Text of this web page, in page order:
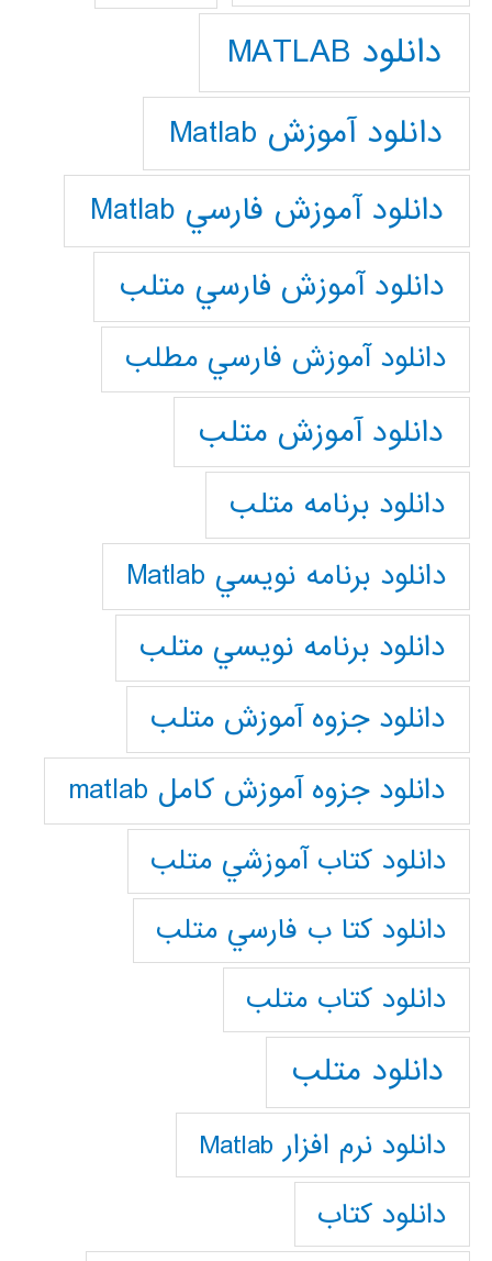
دانلود MATLAB
دانلود آموزش Matlab
دانلود آموزش فارسي Matlab
دانلود آموزش فارسي متلب
دانلود آموزش فارسي مطلب
دانلود آموزش متلب
دانلود برنامه متلب
دانلود برنامه نويسي Matlab
دانلود برنامه نويسي متلب
دانلود جزوه آموزش متلب
دانلود جزوه آموزش کامل matlab
دانلود كتاب آموزشي متلب
دانلود كتا ب فارسي متلب
دانلود كتاب متلب
دانلود متلب
دانلود نرم افزار Matlab
دانلود کتاب